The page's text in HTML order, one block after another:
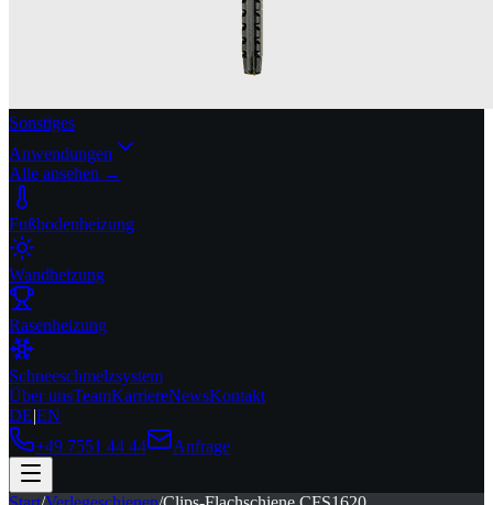
Sonstiges
Anwendungen
Alle ansehen →
Fußbodenheizung
Wandheizung
Rasenheizung
Schneeschmelzsystem
Über unsTeamKarriereNewsKontakt
DE|EN
+49 7551 44 44
Anfrage